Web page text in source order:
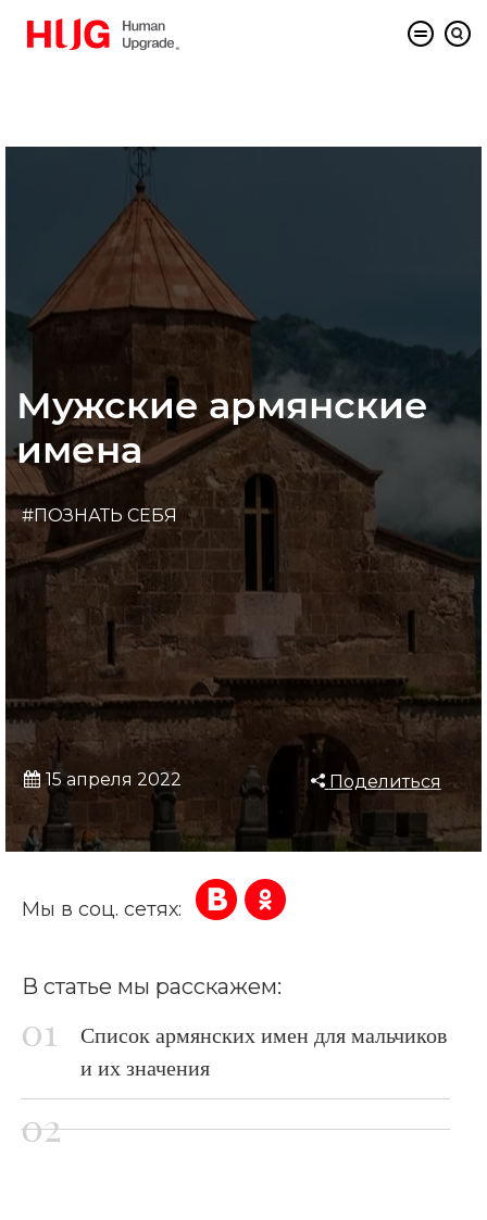
Мужские армянские
имена
#ПОЗНАТЬ СЕБЯ
15 апреля 2022 Поделиться
Мы в соц. сетях:
В статье мы расскажем:
Список армянских имен для мальчиков
и их значения